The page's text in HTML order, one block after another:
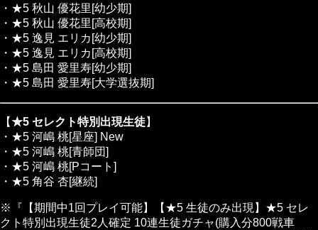
・★5 秋山 優花里[幼少期]
・★5 秋山 優花里[高校期]
・★5 逸見 エリカ[幼少期]
・★5 逸見 エリカ[高校期]
・★5 島田 愛里寿[幼少期]
・★5 島田 愛里寿[大学選抜期]
【★5 セレクト特別出現生徒】
・★5 河嶋 桃[星座] New
・★5 河嶋 桃[青師団]
・★5 河嶋 桃[Pコート]
・★5 角谷 杏[継続]
※『【期間中1回プレイ可能】【★5 生徒のみ出現】★5 セレ
クト特別出現生徒2人確定 10連生徒ガチャ(購入分800戦車